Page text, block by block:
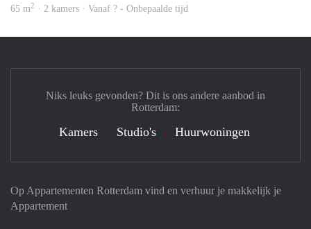
65 m2 · 2 kamers · Vanaf ? - Onbepaalde tijd
Op Appartementen Rotterdam vind en verhuur je makkelijk je
Appartement
Niks leuks gevonden? Dit is ons andere aanbod in
Rotterdam:
Kamers Studio's Huurwoningen